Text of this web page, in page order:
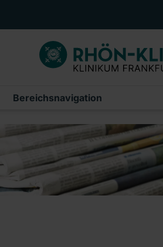
PATIENTEN & ANGEHÖRIGE
BEHANDLUNGSANGEBOT
KLINIK
UNSERE PFLEGESCHULE
Ein Unternehmen der RHÖN-KLINIKUM AG
Bereichsnavigation
Pressemeldungen
Archiv